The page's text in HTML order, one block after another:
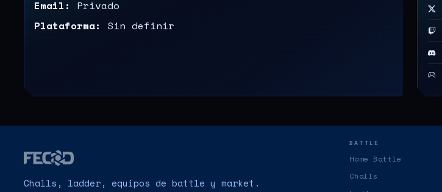
Email:
Privado
Plataforma: Sin definir
Challs, ladder, equipos de battle y market.
BATTLE
Home Battle
Challs